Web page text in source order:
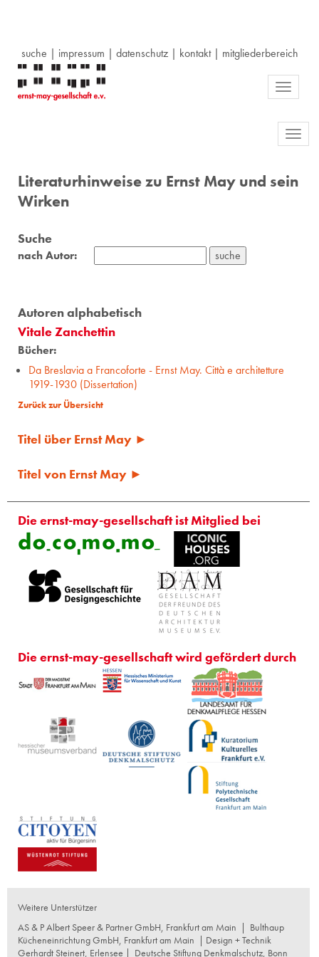
suche | impressum | datenschutz| kontakt| mitgliederbereich
Toggle
Literaturhinweise zu Ernst May und sein
Wirken
Suche
nach Autor:
Autoren alphabetisch
Vitale Zanchettin
Bücher:
Da Breslavia а Francoforte - Ernst May. Città e architetture
1919-1930 (Dissertation)
Zurück zur Übersicht
Titel über Ernst May ►
Titel von Ernst May ►
Die ernst-may-gesellschaft ist Mitglied bei
Die ernst-may-gesellschaft wird gefördert durch
Weitere Unterstützer
AS & P Albert Speer & Partner GmbH, Frankfurt am Main | Bulthaup
Kücheneinrichtung GmbH, Frankfurt am Main | Design + Technik
Gerhardt Steinert, Erlensee | Deutsche Stiftung Denkmalschutz, Bonn